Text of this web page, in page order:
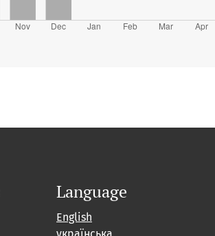
Language
English